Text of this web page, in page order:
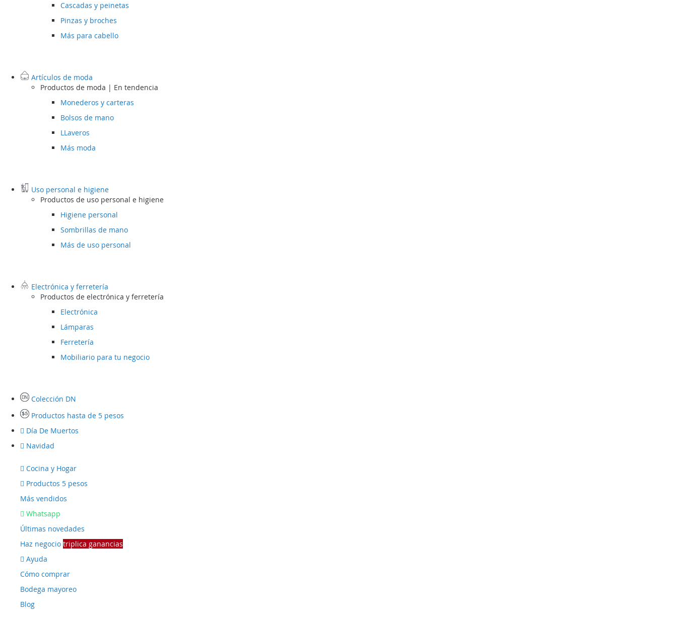
Cascadas y peinetas
Pinzas y broches
Más para cabello
Artículos de moda
Productos de moda | En tendencia
Monederos y carteras
Bolsos de mano
LLaveros
Más moda
Uso personal e higiene
Productos de uso personal e higiene
Higiene personal
Sombrillas de mano
Más de uso personal
Electrónica y ferretería
Productos de electrónica y ferretería
Electrónica
Lámparas
Ferretería
Mobiliario para tu negocio
Colección DN
Productos hasta de 5 pesos
Día De Muertos
Navidad
Cocina y Hogar
Productos 5 pesos
Más vendidos
Whatsapp
Últimas novedades
Haz negocio triplica ganancias
Ayuda
Cómo comprar
Bodega mayoreo
Blog